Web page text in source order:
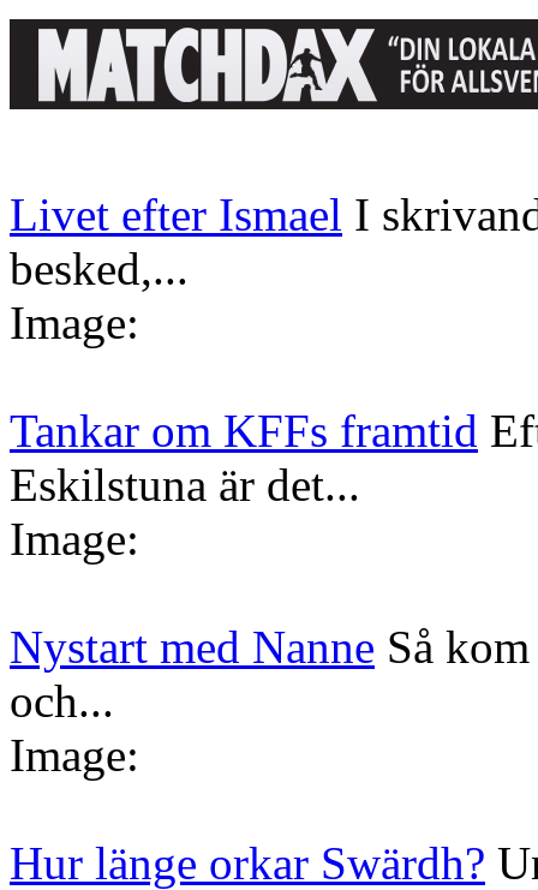
Livet efter Ismael I
besked,...
Image:
Tankar om KFFs framtid
Eskilstuna är det...
Image:
Nystart med Nanne Så
och...
Image:
Hur länge orkar Swärdh?